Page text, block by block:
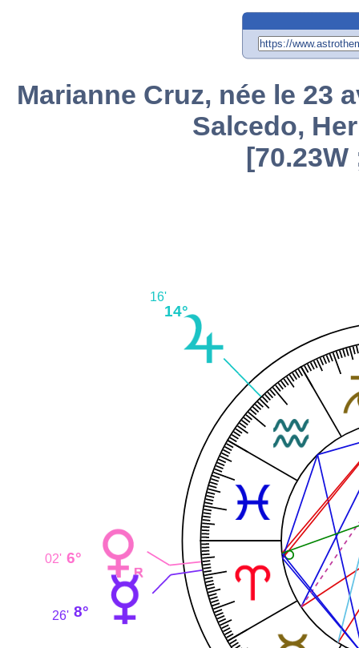
Marianne Cruz, née le 23
Salcedo,
[70.23W
14°
16'
6°
02'
8°
26'